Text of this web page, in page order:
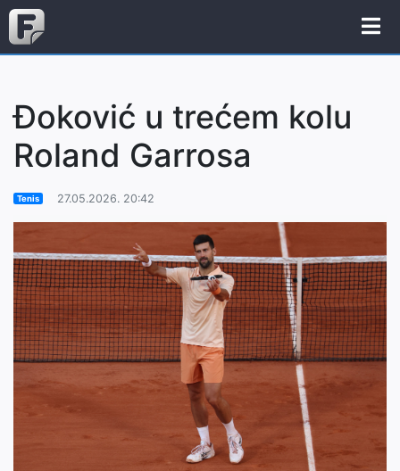
Đoković u trećem kolu
Roland Garrosa
Tenis 27.05.2026. 20:42